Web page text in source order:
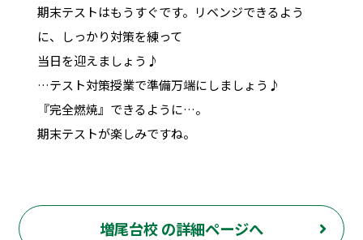
期末テストはもうすぐです。リベンジできるよう
に、しっかり対策を練って
当日を迎えましょう♪
…テスト対策授業で準備万端にしましょう♪
『完全燃焼』できるように…。
期末テストが楽しみですね。
増尾台校 の詳細ページへ